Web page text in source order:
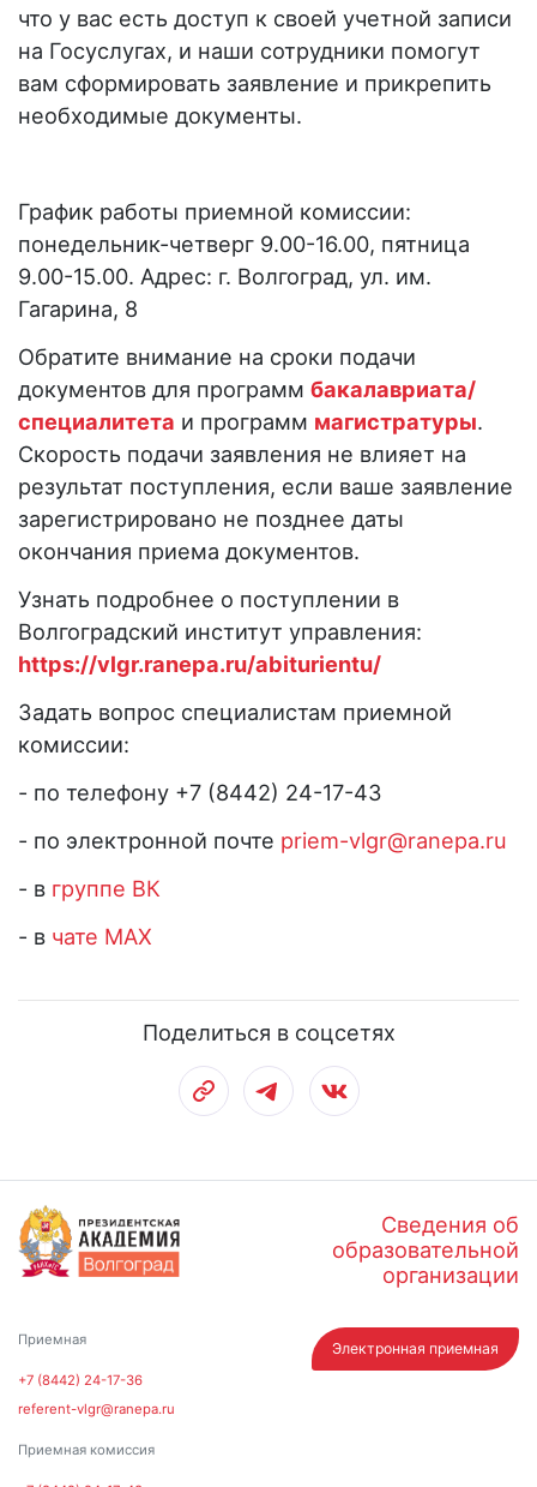
что у вас есть доступ к своей учетной записи
на Госуслугах, и наши сотрудники помогут
вам сформировать заявление и прикрепить
необходимые документы.
График работы приемной комиссии:
понедельник-четверг 9.00-16.00, пятница
9.00-15.00. Адрес: г. Волгоград, ул. им.
Гагарина, 8
Обратите внимание на сроки подачи
документов для программ бакалавриата/
специалитета и программ магистратуры.
Скорость подачи заявления не влияет на
результат поступления, если ваше заявление
зарегистрировано не позднее даты
окончания приема документов.
Узнать подробнее о поступлении в
Волгоградский институт управления:
https://vlgr.ranepa.ru/abiturientu/
Задать вопрос специалистам приемной
комиссии:
- по телефону +7 (8442) 24-17-43
- по электронной почте priem-vlgr@ranepa.ru
- в группе ВК
- в чате МАХ
Поделиться в соцсетях
Сведения об
образовательной
организации
Приемная
+7 (8442) 24-17-36
referent-vlgr@ranepa.ru
Приемная комиссия
Электронная приемная